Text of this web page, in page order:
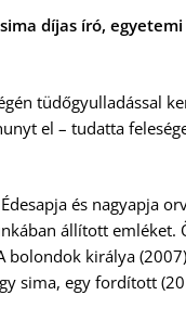
díjas író,
tüdőgyulladással
el – tudatta
és nagyapja
állított
bolondok királya
sima, egy fordított